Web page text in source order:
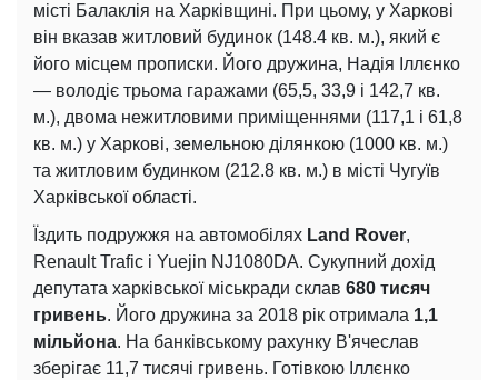
місті Балаклія на Харківщині. При цьому, у Харкові
він вказав житловий будинок (148.4 кв. м.), який є
його місцем прописки. Його дружина, Надія Іллєнко
— володіє трьома гаражами (65,5, 33,9 і 142,7 кв.
м.), двома нежитловими приміщеннями (117,1 і 61,8
кв. м.) у Харкові, земельною ділянкою (1000 кв. м.)
та житловим будинком (212.8 кв. м.) в місті Чугуїв
Харківської області.
Їздить подружжя на автомобілях Land Rover,
Renault Trafic і Yuejin NJ1080DA. Сукупний дохід
депутата харківської міськради склав 680 тисяч
гривень. Його дружина за 2018 рік отримала 1,1
мільйона. На банківському рахунку В'ячеслав
зберігає 11,7 тисячі гривень. Готівкою Іллєнко